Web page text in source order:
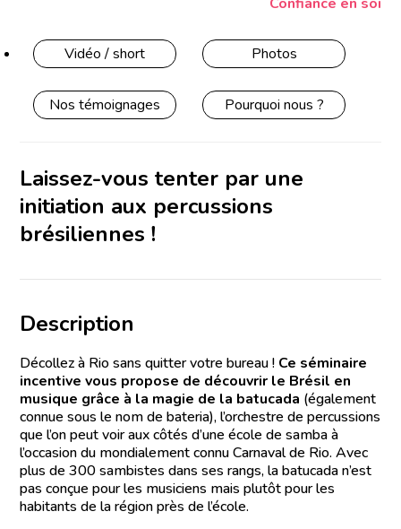
Vidéo / short Photos
Nos témoignages Pourquoi nous ?
Laissez-vous tenter par une
initiation aux percussions
brésiliennes !
Description
Décollez à Rio sans quitter votre bureau ! Ce séminaire
incentive vous propose de découvrir le Brésil en
musique grâce à la magie de la batucada (également
connue sous le nom de bateria), l’orchestre de percussions
que l’on peut voir aux côtés d’une école de samba à
l’occasion du mondialement connu Carnaval de Rio. Avec
plus de 300 sambistes dans ses rangs, la batucada n’est
pas conçue pour les musiciens mais plutôt pour les
habitants de la région près de l’école.